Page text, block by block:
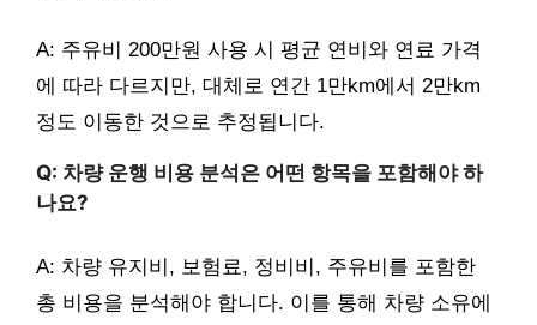
A: 주유비 200만원 사용 시 평균 연비와 연료 가격
에 따라 다르지만, 대체로 연간 1만km에서 2만km
정도 이동한 것으로 추정됩니다.
Q: 차량 운행 비용 분석은 어떤 항목을 포함해야 하
나요?
A: 차량 유지비, 보험료, 정비비, 주유비를 포함한
총 비용을 분석해야 합니다. 이를 통해 차량 소유에